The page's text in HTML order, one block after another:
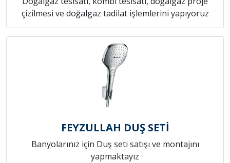
çizilmesi ve doğalgaz tadilat işlemlerini yapıyoruz
FEYZULLAH DUŞ SETİ
Banyolarınız için Duş seti satışı ve montajını
yapmaktayız